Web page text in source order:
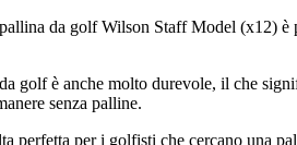
da golf Wilson Staff Model (x12)
golf è anche molto durevole, il che
senza palline.
perfetta per i golfisti che cercano una